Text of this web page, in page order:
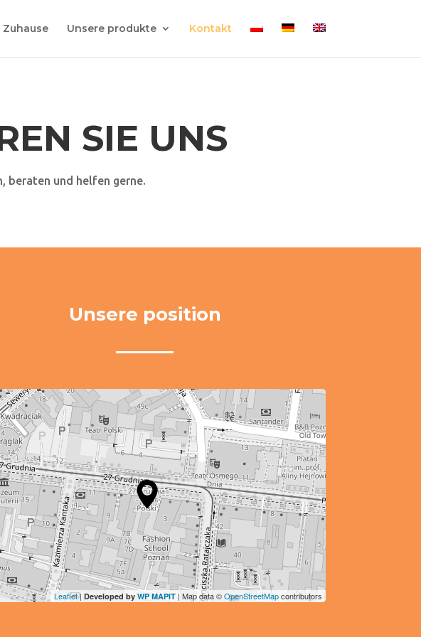
Zuhause Unsere produkte Kontakt
SIE UNS
beraten und helfen gerne.
Unsere position
Leaflet| Developed by WP MAPIT| Map data ©OpenStreetMapcontributors